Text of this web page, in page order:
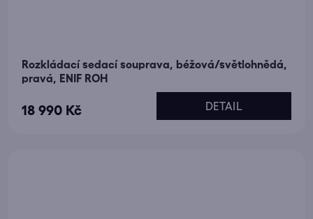
Rozkládací sedací souprava, béžová/světlohnědá,
pravá, ENIF ROH
18 990 Kč DETAIL